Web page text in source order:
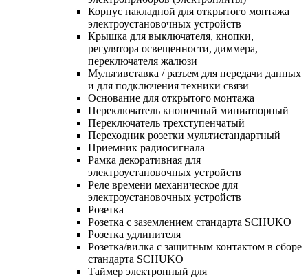
Корпус накладной для открытого монтажа
электроустановочных устройств
Крышка для выключателя, кнопки,
регулятора освещенности, диммера,
переключателя жалюзи
Мультивставка / разъем для передачи данных
и для подключения техники связи
Основание для открытого монтажа
Переключатель кнопочный миниатюрный
Переключатель трехступенчатый
Переходник розетки мультистандартный
Приемник радиосигнала
Рамка декоративная для
электроустановочных устройств
Реле времени механическое для
электроустановочных устройств
Розетка
Розетка с заземлением стандарта SCHUKO
Розетка удлинителя
Розетка/вилка с защитным контактом в сборе
стандарта SCHUKO
Таймер электронный для